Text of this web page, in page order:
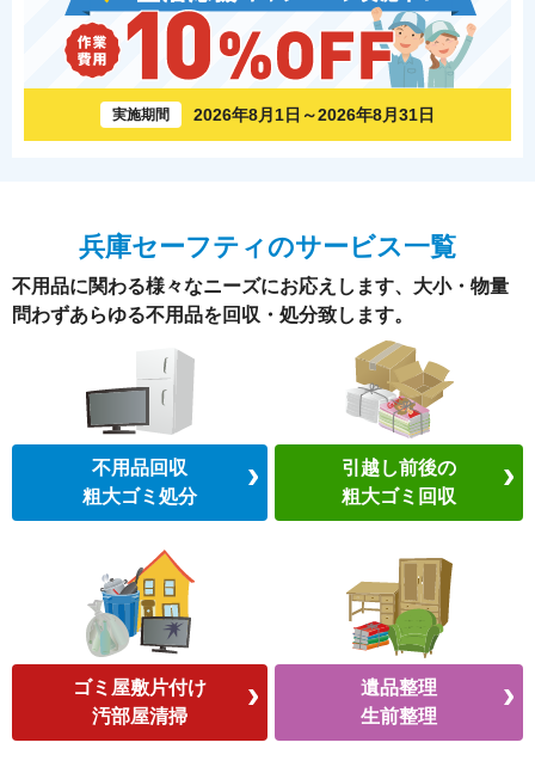
実施期間 2026年8月1日～2026年8月31日
兵庫セーフティのサービス一覧
不用品に関わる様々なニーズにお応えします、大小・物量
問わずあらゆる不用品を回収・処分致します。
不用品回収
粗大ゴミ処分
引越し前後の
粗大ゴミ回収
ゴミ屋敷片付け
汚部屋清掃
遺品整理
生前整理